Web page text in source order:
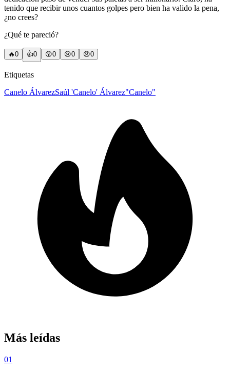
tenido que recibir unos cuantos golpes pero bien ha valido la pena,
¿no crees?
¿Qué te pareció?
🔥0 👍0 😲0 😢0 😠0
Etiquetas
Canelo ÁlvarezSaúl 'Canelo' Álvarez"Canelo"
Más leídas
01